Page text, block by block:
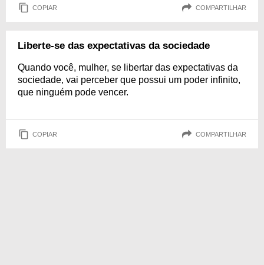
COPIAR COMPARTILHAR
Liberte-se das expectativas da sociedade
Quando você, mulher, se libertar das expectativas da
sociedade, vai perceber que possui um poder infinito,
que ninguém pode vencer.
COPIAR COMPARTILHAR